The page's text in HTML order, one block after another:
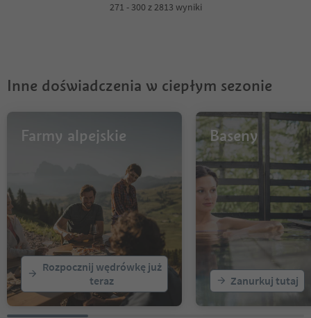
10
12
17
18
19
21
22
23
24
25
26
271 - 300 z 2813 wyniki
Inne doświadczenia w ciepłym sezonie
Farmy alpejskie
Rozpocznij wędrówkę już
teraz
Baseny
Zanurkuj tutaj